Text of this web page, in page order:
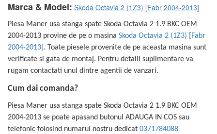
Marca & Model: Skoda Octavia 2 (1Z3) [Fabr 2004-2013]
Piesa Maner usa stanga spate Skoda Octavia 2 1.9 BKC OEM
2004-2013 provine de pe o masina Skoda Octavia 2 (1Z3) [Fabr
2004-2013] . Toate piesele provenite de pe aceasta masina sunt
verificate si gata de montaj. Pentru detalii suplimentare va
rugam contactati unul dintre agentii de vanzari.
Cum dai comanda?
Piesa Maner usa stanga spate Skoda Octavia 2 1.9 BKC OEM
2004-2013 se poate apasand butonul ADAUGA IN COS sau
telefonic folosind numarul nostru dedicat 0371784088